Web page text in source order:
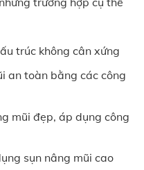
trúc không cân xứng
an toàn bằng các công
mũi đẹp, áp dụng công
sụn nâng mũi cao